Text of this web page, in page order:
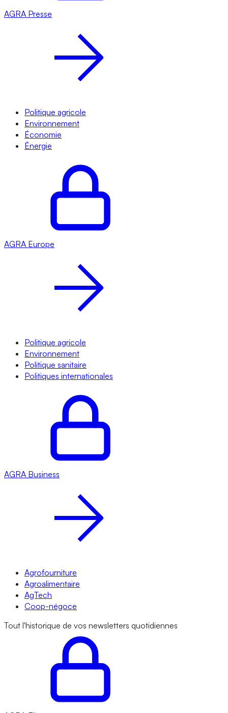
AGRA Presse
Politique agricole
Environnement
Économie
Énergie
AGRA Europe
Politique agricole
Environnement
Politique sanitaire
Politiques internationales
AGRA Business
Agrofourniture
Agroalimentaire
AgTech
Coop-négoce
Tout l'historique de vos newsletters quotidiennes